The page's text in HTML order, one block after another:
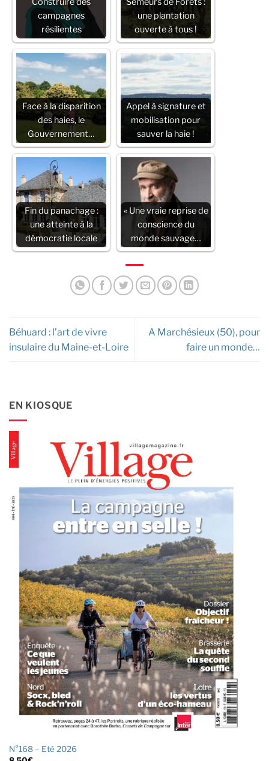
campagnes
résilientes
une plantation
ouverte à tous !
Face à la disparition
des haies, le
Gouvernement…
Appel à signature et
mobilisation pour
sauver la haie !
Fin du panachage :
une atteinte à la
démocratie locale
« Une vraie reprise de
conscience du
monde sauvage…
Béhuard : l’art de vivre
insulaire du Maine-et-Loire
A Marchésieux (50), pour
faire un monde…
EN KIOSQUE
N°168 – Eté 2026